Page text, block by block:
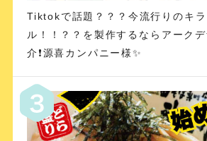
Tiktokで話題？？？今流行りのキラ
ル！！？？を製作するならアーク
介❗️源喜カンパニー様✨